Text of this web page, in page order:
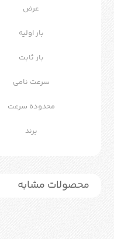
عرض
بار اولیه
بار ثابت
سرعت نامی
محدوده سرعت
برند
محصولات مشابه